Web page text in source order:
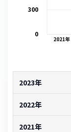
2021年
0
300
2023年
2022年
2021年